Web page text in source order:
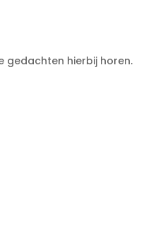
gedachten hierbij horen.